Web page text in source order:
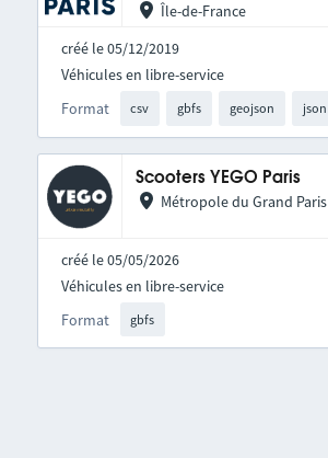
Île-de-France
créé le 05/12/2019
Format csv gbfs geojson json
Véhicules en libre-service
Scooters YEGO Paris
Métropole du Grand Paris
créé le 05/05/2026
Format gbfs
Véhicules en libre-service